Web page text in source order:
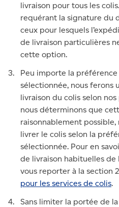
livraison pour tous les
requérant la signature du
ceux pour lesquels
de livraison particulières
cette option.
Peu importe la
sélectionnée, nous ferons
livraison du colis selon
nous déterminons que
raisonnablement
livrer le colis selon la
sélectionnée. Pour en
de livraison habituelles de
vous reporter à la section
pour les services de colis.
Sans limiter la portée de